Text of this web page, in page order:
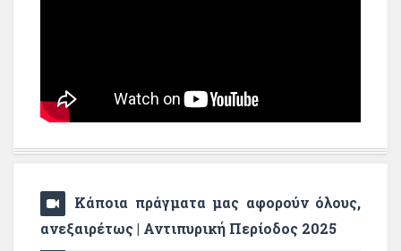
Κάποια πράγματα μας αφορούν όλους,
ανεξαιρέτως | Αντιπυρική Περίοδος 2025